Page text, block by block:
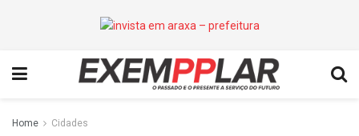
Home Cidades